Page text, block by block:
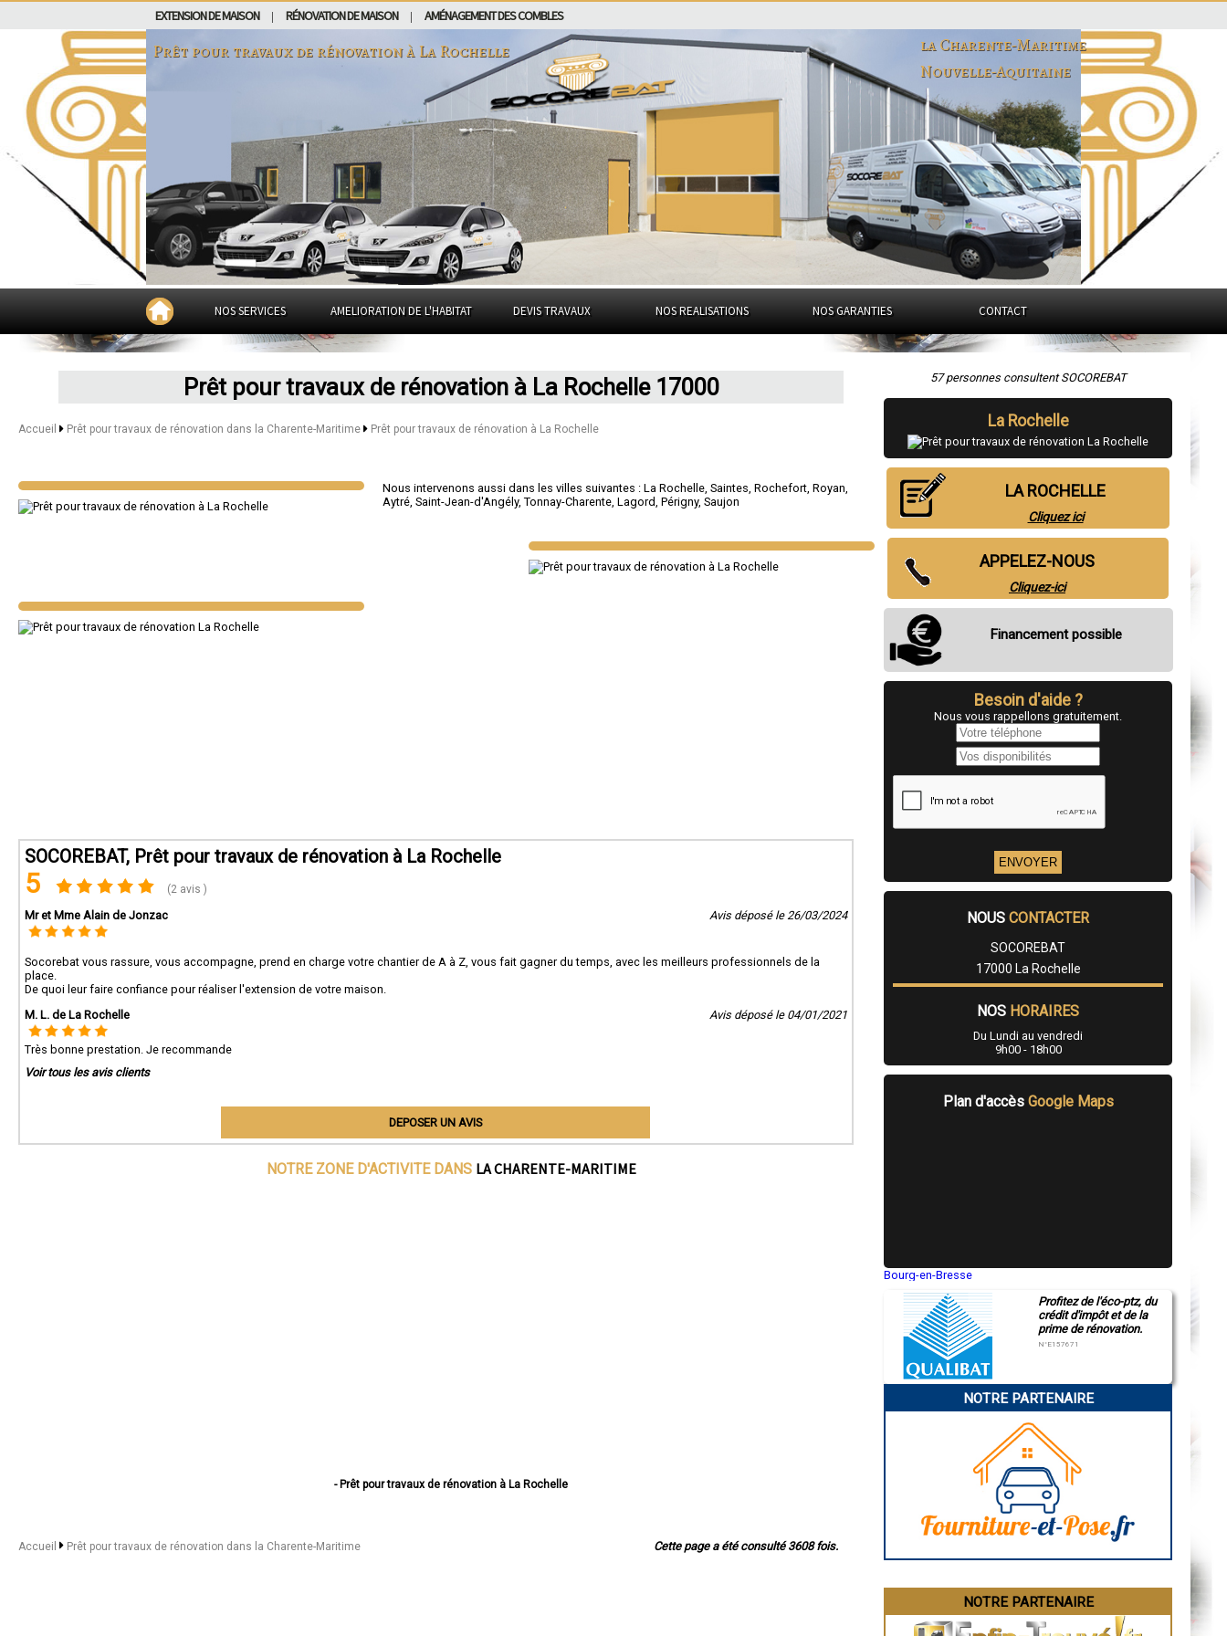
EXTENSION DE MAISON RÉNOVATION DE MAISON AMÉNAGEMENT DES COMBLES
Prêt pour travaux de rénovation àLa Rochelle
la Charente-Maritime
Nouvelle-Aquitaine
NOS SERVICES AMELIORATION DE L'HABITAT DEVIS TRAVAUX NOS REALISATIONS NOS GARANTIES CONTACT
Prêt pour travaux de rénovation à La Rochelle 17000
Accueil Prêt pour travaux de rénovation dans la Charente-Maritime Prêt pour travaux de rénovation à La Rochelle
Nous intervenons aussi dans les villes suivantes :La Rochelle,Saintes,Rochefort,Royan,
Aytré,Saint-Jean-d'Angély,Tonnay-Charente,Lagord,Périgny,Saujon
SOCOREBAT, Prêt pour travaux de rénovation à La Rochelle
5 (2 avis )
Mr et Mme Alain de Jonzac Avis déposé le 26/03/2024
Socorebat vous rassure, vous accompagne, prend en charge votre chantier de A à Z, vous fait gagner du temps, avec les meilleurs professionnels de la
place.
De quoi leur faire confiance pour réaliser l'extension de votre maison.
M. L. de La Rochelle
Avis déposé le 04/01/2021
Très bonne prestation. Je recommande
Voir tous les avis clients
DEPOSER UN AVIS
NOTRE ZONE D'ACTIVITE DANS LA CHARENTE-MARITIME
- Prêt pour travaux de rénovation à La Rochelle
- Prêt pour travaux de rénovation à Aytré
Cette page a été consulté 3608 fois.
Accueil Prêt pour travaux de rénovation dans la Charente-Maritime
57 personnes consultent SOCOREBAT
La Rochelle
LA ROCHELLE
Cliquez ici
APPELEZ-NOUS
Cliquez-ici
Financement possible
Besoin d'aide ?
Nous vous rappellons gratuitement.
NOUS CONTACTER
SOCOREBAT
17000 La Rochelle
NOS HORAIRES
Du Lundi au vendredi
9h00 - 18h00
Plan d'accès Google Maps
Bourg-en-Bresse
Montluçon
Manosque
Gap
Charleville-Mézières
Pamiers
Narbonne
Brive-la-Gaillarde
Guéret
Besançon
Évreux
Chartres
Profitez de l'éco-ptz, du
crédit d'impôt et de la
prime de rénovation.
N°E157671
NOTRE PARTENAIRE
NOTRE PARTENAIRE